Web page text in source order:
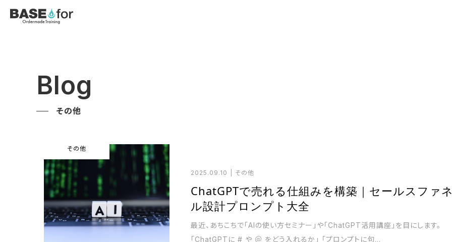
Blog
その他
その他
2025.09.10 その他
ChatGPTで売れる仕組みを構築｜セールスファ
ル設計プロンプト大全
最近、あちこちで「AIの使い方セミナー」や「ChatGPT活用講座」を目にします。
「ChatGPTに # や ＠ をどう入れるか」 「プロンプトに句...